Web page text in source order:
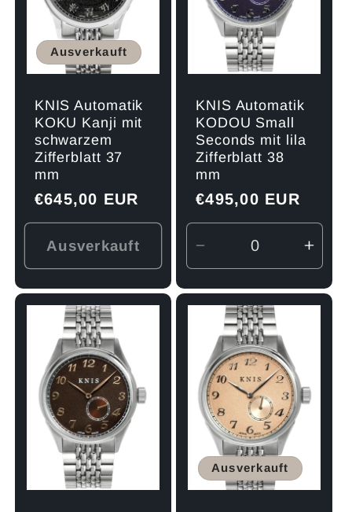
Ausverkauft
KNIS Automatik
KOKU Kanji mit
schwarzem
Zifferblatt 37
mm
Normaler
Preis
€645,00 EUR
Ausverkauft
KNIS Automatik
KODOU Small
Seconds mit lila
Zifferblatt 38
mm
Normaler
Preis
€495,00 EUR
Verringere
die
Menge
Default
Title
die
Ausverkauft